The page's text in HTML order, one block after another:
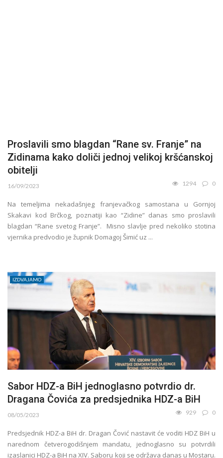
Proslavili smo blagdan “Rane sv. Franje” na
Zidinama kako doliči jednoj velikoj kršćanskoj
obitelji
16/09/2023 1294 0
Na temeljima nekadašnjeg franjevačkog samostana u Gornjoj
Skakavi kod Brčkog, poznatiji kao “Zidine” danas smo proslavili
blagdan “Rane svetog Franje”. Misno slavlje pred nekoliko stotina
vjernika predvodio je župnik Domagoj Šimić uz ...
IZDVAJAMO
Sabor HDZ-a BiH jednoglasno potvrdio dr.
Dragana Čovića za predsjednika HDZ-a BiH
08/05/2023 929 0
Predsjednik HDZ-a BiH dr. Dragan Čović nastavit će voditi HDZ BiH u
narednom četverogodišnjem mandatu, jednoglasno su potvrdili
izaslanici HDZ-a BiH na XIV. Saboru koji se održava danas u Mostaru.